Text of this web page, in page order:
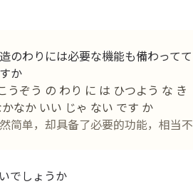
のわりには必要な機能も備わってて
か
うぞう の わり に は ひつよう な き
なか いい じゃ ない です か
单，却具备了必要的功能，相当不
でしょうか